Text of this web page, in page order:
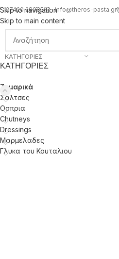
Skip to navigation
Skip to main content
27420 28085 info@theros-pasta.gr
ΚΑΤΗΓΟΡΊΕΣ
ΚΑΤΗΓΟΡΊΕΣ
Ζυμαρικά
Σαλτσες
Οσπρια
Chutneys
Dressings
Μαρμελαδες
Γλυκα του Κουταλιου